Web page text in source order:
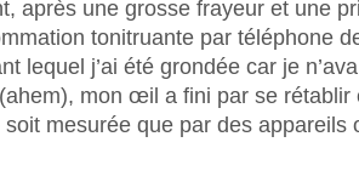
après une grosse frayeur et une
tonitruante par téléphone
lequel j’ai été grondée car je
mon œil a fini par se rétablir
soit mesurée que par des appareils